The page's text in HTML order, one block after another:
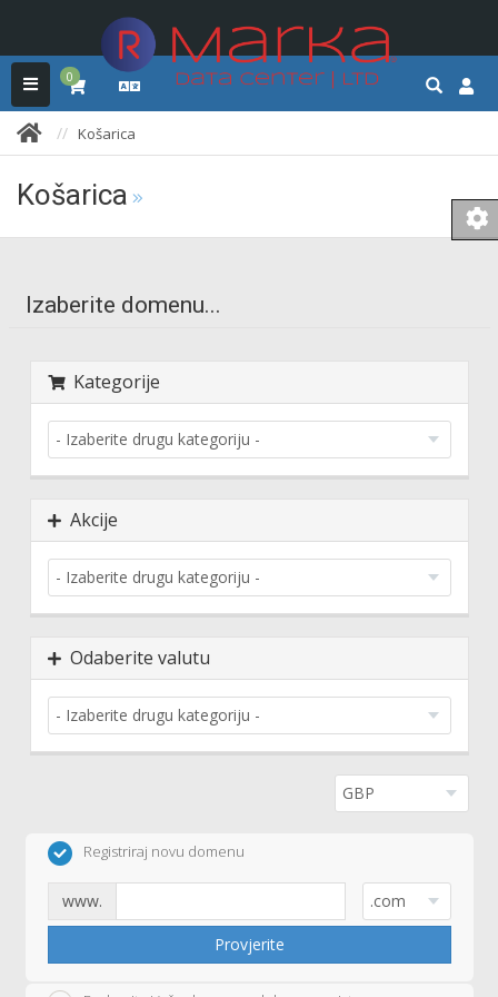
0
Košarica
Košarica
Izaberite domenu...
Kategorije
Akcije
Odaberite valutu
Registriraj novu domenu
www.
Provjerite